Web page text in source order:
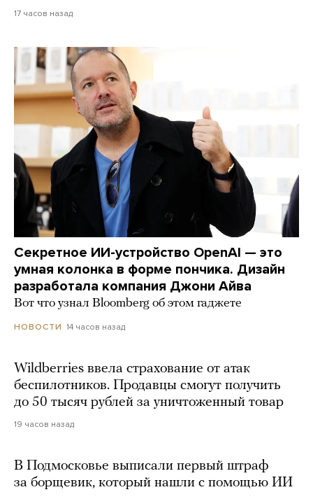
17 часов назад
Секретное ИИ-устройство OpenAI — это
умная колонка в форме пончика. Дизайн
разработала компания Джони Айва
Вот что узнал Bloomberg об этом гаджете
НОВОСТИ 14 часов назад
Wildberries ввела страхование от атак
беспилотников. Продавцы смогут получить
до 50 тысяч рублей за уничтоженный товар
19 часов назад
В Подмосковье выписали первый штраф
за борщевик, который нашли с помощью ИИ